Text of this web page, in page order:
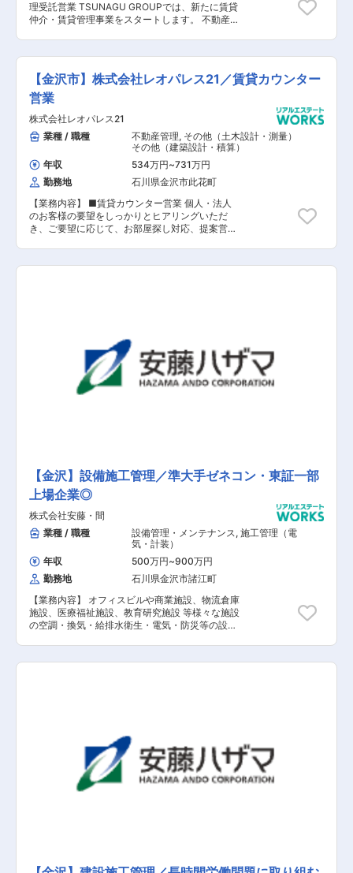
働ける環境を整備。 ・報連相や確認の徹底でコミ
ュニケーションがスムーズ。安⼼して成⻑できま
す。 【会社概要】 私たちTSUNAGU GROUPは
⼿が活躍できる環境」で、あなたも⼀緒に会社を
つくっていきませんか？ 私たちは、⾦沢市・野々
市市を中⼼としたエリアで、不動産に関する幅広
いサービスをワンストップで提供しています。 不
動産仲介・買取・空き家再⽣・リフォーム・リノ
ベーション・リースバック・新築分譲など様々な
お客様のニーズに応え、地域に貢献することを⽬
指しています。 ＜社内の特徴＞ ■異業種経験者
が多いため、固定概念にとらわれず変化に柔軟に
対応できる環境！ ■報告、連絡、相談、確認は徹
底されているためコミュニケーションがとりやす
く、⼈柄のいい社員多数！ ■過度な残業をしない
体制づくりや、充実した各種⼿当‧福利厚⽣など、
づくりに注⼒！ ■仕事に前向きに取り組んでくだ
さっている⽅が多数おり、切磋琢磨できる環境！
提案を⾏ない、価格を決定。 営業‧広告活動を⾏
ない、買い⼿を⾒つけます。 ＜仕事内容の特徴＞
■物件情報サイトやチラシなどからお問い合わせ
で、スムーズに提案活動が可能！ ■お客様の理想
のライフスタイルをヒアリング、課題を解決して
いきます ■ときには「今は買い時ではないかもし
れません」といったアドバイスも ■お客様の⽬線
に⽴ち、正直に誠実に仕事を進めていくことを当
社では⼤切にしており、Googleのクチコミも4.6
と⾼い評価を頂いております。 ＜働く環境と魅⼒
＞ ・⾃由度の⾼い環境×明確な評価制度 裁量ある
働き⽅と成果に応じた評価で、スピード感のある
成⻑が望めます。 ・ワンストップサービスによる
提案の幅の広さ 売買・リフォーム・買取再販・リ
ースバックなどグループ内連携が強み。 ・平均残
業時間20.3時間でプライベートも充実 効率的な
環境を整備。 報連相や確認の徹底でコミュニケー
ションがスムーズ。安⼼して成⻑できます。 ＜社
た各種⼿当‧福利厚⽣など、プライベートの時間を
⼤切にしながら働ける環境づくりに注⼒！ ■仕事
に前向きに取り組んでくださっている⽅が多数お
り、切磋琢磨できる環境！
理受託営業 TSUNAGU GROUPでは、新たに賃貸
仲介・賃貸管理事業をスタートします。 不動産賃
【具体的には】 ■借りたい⽅への物件提案‧ご案
内、ご契約から⼊居までのサポート ■貸したい⽅
への賃料査定、賃貸収益改善提案、管理契約業務
これまでの経験を活かし、賃貸営業としてご活躍
いただきます。 その後、事業戦略の策定やKPIマ
ネジメント、メンバーの採⽤や育成に携わってい
ただきます。 ＜働く環境と魅⼒＞ ・⾃由度の⾼
い環境×明確な評価制度 裁量ある働き⽅と成果に
応じた評価で、スピード感のある成⻑が望めま
す。 ・ワンストップサービスによる提案の幅の広
さ 売買・リフォーム・買取再販・リースバックな
どグループ内連携が強み。 ・平均残業時間20.3
時間でプライベートも充実 効率的な業務フローの
整備と⾵通しの良さで、⻑く働ける環境を整備。
・報連相や確認の徹底でコミュニケーションがス
ムーズ。安⼼して成⻑できます。 ＜最後に＞
⼼に不動産売買・買取再販・リフォーム・リノベ
ーションなど住まいに関わる幅広いサービスを提
供する会社です。 社員の中⼼は20〜30代。若⼿
が裁量を持って活躍できる環境です。 異業種出⾝
者が多く、常に変化‧挑戦を歓迎する企業⽂化があ
【金沢市】株式会社レオパレス21／賃貸カウンター
営業
株式会社レオパレス21
業種 / 職種
不動産管理, その他（土木設計・測量）
その他（建築設計・積算）
年収
534万円~731万円
勤務地
石川県金沢市此花町
【業務内容】 ■賃貸カウンター営業 個人・法人
のお客様の要望をしっかりとヒアリングいただ
き、ご要望に応じて、お部屋探し対応、提案営
人のお客様に対しては、利用用途に合わせて最適
業・求人の特色＞ ★会社の変革期に携わる大きな
醍醐味があります ★全国で約4,000名の大手企業
★残業少なく働きやすい環境 ★入社後ギャップ
等の悩みを感じたらすぐに相談可能な定着支援ツ
ールを導入し、中途入社者の3年間の定着率は業
京都女性活躍推進大賞 優秀賞』受賞(2019） ・
『DX認定』取得(2022)・ハラスメント撲滅宣言
(2020/4～)※他受賞情報は以下もご参考くださ
https://www.leopalace21.co.jp/sustainability/external-
evaluation/index.html
【金沢】設備施工管理／準大手ゼネコン・東証一部
上場企業◎
株式会社安藤・間
業種 / 職種
設備管理・メンテナンス, 施工管理（電
気・計装）
年収
500万円~900万円
勤務地
石川県金沢市諸江町
【業務内容】 オフィスビルや商業施設、物流倉庫
施設、医療福祉施設、教育研究施設 等様々な施設
の空調・換気・給排水衛生・電気・防災等の設備
材料の選定・品質管理など幅広くご担当いただ
（4週間のうち6日間は完全に現場を閉所）を推進
しており、シフト制で休暇を取得するだけでな
く、現場自体を閉所することで、協力会社社員も
含めた業界全体の長時間労働改善の取り組みを行